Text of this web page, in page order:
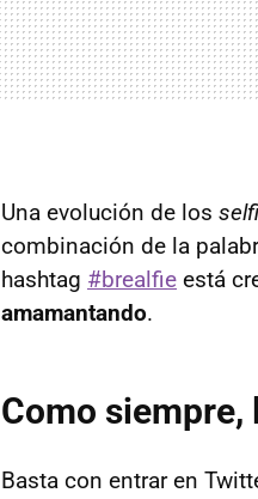
Una evolución de los
combinación de la
hashtag #brealfie está
amamantando.
Como siempre,
Basta con entrar en